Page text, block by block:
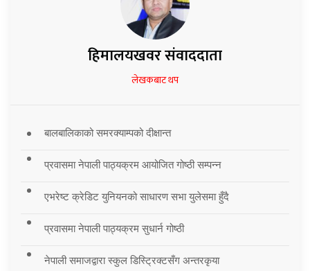
हिमालयखवर संवाददाता
लेखकबाट थप
बालबालिकाको समरक्याम्पको दीक्षान्त
प्रवासमा नेपाली पाठ्यक्रम आयोजित गोष्ठी सम्पन्न
एभरेष्ट क्रेडिट युनियनको साधारण सभा युलेसमा हुँदै
प्रवासमा नेपाली पाठ्यक्रम सुधार्न गोष्ठी
नेपाली समाजद्वारा स्कुल डिस्ट्रिक्टसँग अन्तरकृया